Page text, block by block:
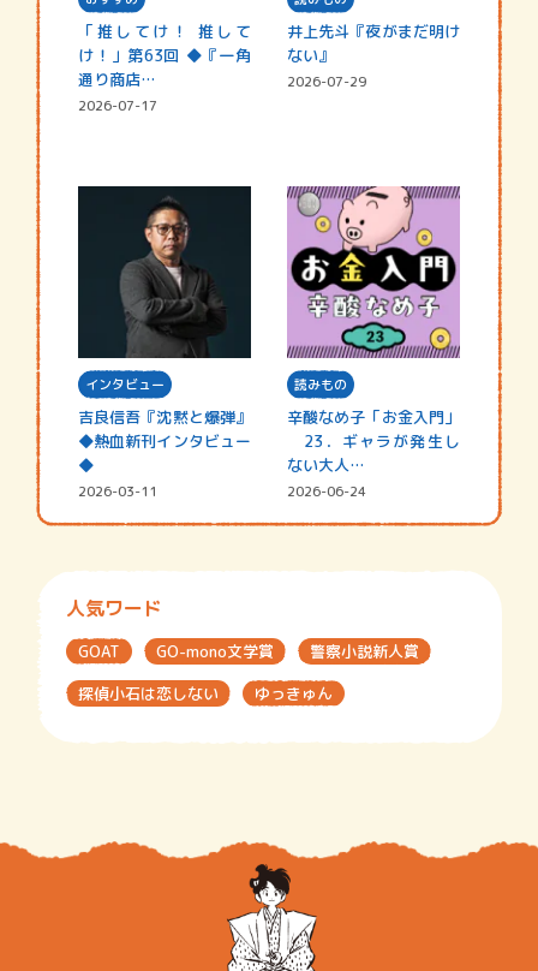
「推してけ！ 推して
け！」第63回 ◆『一角
通り商店…
2026-07-17
井上先斗『夜がまだ明け
ない』
2026-07-29
インタビュー
吉良信吾『沈黙と爆弾』
◆熱血新刊インタビュー
◆
2026-03-11
読みもの
辛酸なめ子「お金入門」
23．ギャラが発生し
ない大人…
2026-06-24
人気ワード
GOAT GO-mono文学賞
警察小説新人賞
探偵小石は恋しない
ゆっきゅん